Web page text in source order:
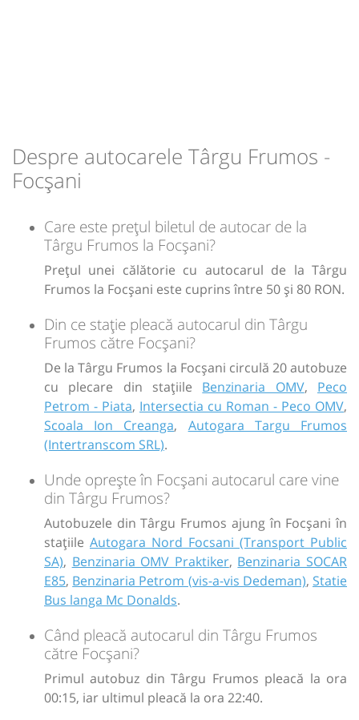
Durată:
h 19 min
80lei
Sursa:Trendbus SRL | Ultima actualizare:05/2026
Despre autocarele Târgu Frumos -
Focșani
Care este prețul biletul de autocar de la
Târgu Frumos la Focșani?
Prețul unei călătorie cu autocarul de la Târgu
Frumos la Focșani este cuprins între 50 și 80 RON.
Din ce stație pleacă autocarul din Târgu
Frumos către Focșani?
De la Târgu Frumos la Focșani circulă 20 autobuze
cu plecare din stațiile Benzinaria OMV, Peco
Petrom - Piata, Intersectia cu Roman - Peco OMV,
Scoala Ion Creanga, Autogara Targu Frumos
(Intertranscom SRL).
Unde oprește în Focșani autocarul care vine
din Târgu Frumos?
Autobuzele din Târgu Frumos ajung în Focșani în
stațiile Autogara Nord Focsani (Transport Public
SA), Benzinaria OMV Praktiker, Benzinaria SOCAR
E85, Benzinaria Petrom (vis-a-vis Dedeman), Statie
Bus langa Mc Donalds.
Când pleacă autocarul din Târgu Frumos
către Focșani?
Primul autobuz din Târgu Frumos pleacă la ora
00:15, iar ultimul pleacă la ora 22:40.